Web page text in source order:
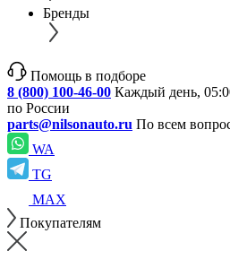
Бренды
Помощь в подборе
8 (800) 100-46-00 Каждый день,
по России
parts@nilsonauto.ru По всем
WA
TG
MAX
Покупателям